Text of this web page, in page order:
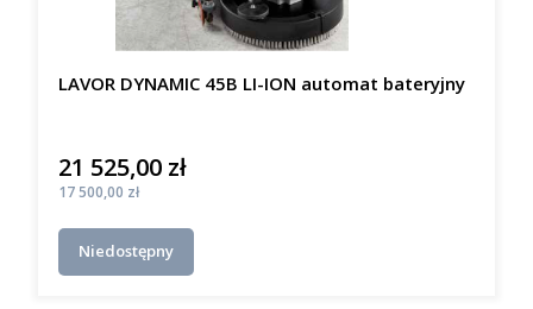
LAVOR DYNAMIC 45B LI-ION automat bateryjny
Cena
21 525,00 zł
Cena
17 500,00 zł
Niedostępny